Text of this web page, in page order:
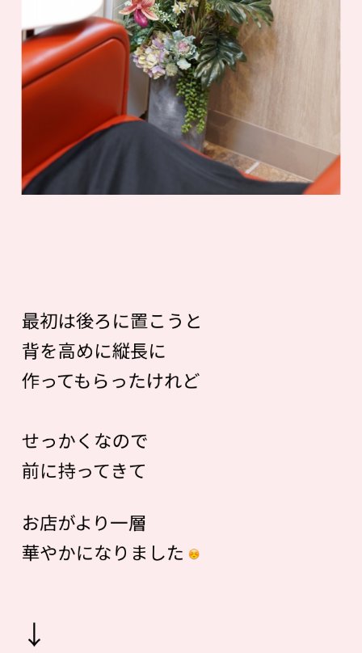
最初は後ろに置こうと
背を高めに縦長に
作ってもらったけれど
せっかくなので
前に持ってきて
お店がより一層
華やかになりました
↓